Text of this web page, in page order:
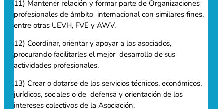
11) Mantener relación y formar parte de Organizaciones
profesionales de ámbito internacional con similares fines,
entre otras UEVH, FVE y AWV.
12) Coordinar, orientar y apoyar a los asociados,
procurando facilitarles el mejor desarrollo de sus
actividades profesionales.
13) Crear o dotarse de los servicios técnicos, económicos,
jurídicos, sociales o de defensa y orientación de los
intereses colectivos de la Asociación.